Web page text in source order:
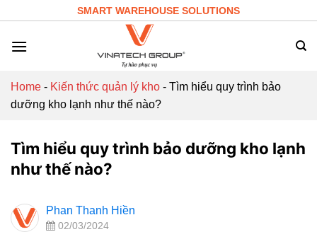
content
SMART WAREHOUSE SOLUTIONS
Home - Kiến thức quản lý kho - Tìm hiểu quy trình bảo
dưỡng kho lạnh như thế nào?
Tìm hiểu quy trình bảo dưỡng kho lạnh
như thế nào?
Phan Thanh Hiền
02/03/2024